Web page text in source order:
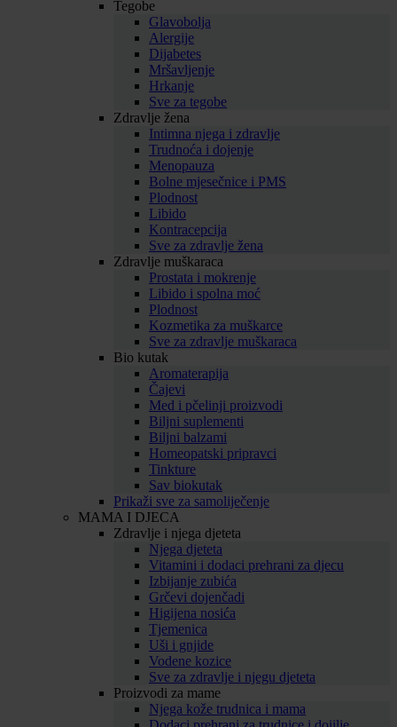
Tegobe
Glavobolja
Alergije
Dijabetes
Mršavljenje
Hrkanje
Sve za tegobe
Zdravlje žena
Intimna njega i zdravlje
Trudnoća i dojenje
Menopauza
Bolne mjesečnice i PMS
Plodnost
Libido
Kontracepcija
Sve za zdravlje žena
Zdravlje muškaraca
Prostata i mokrenje
Libido i spolna moć
Plodnost
Kozmetika za muškarce
Sve za zdravlje muškaraca
Bio kutak
Aromaterapija
Čajevi
Med i pčelinji proizvodi
Biljni suplementi
Biljni balzami
Homeopatski pripravci
Tinkture
Sav biokutak
Prikaži sve za samoliječenje
MAMA I DJECA
Zdravlje i njega djeteta
Njega djeteta
Vitamini i dodaci prehrani za djecu
Izbijanje zubića
Grčevi dojenčadi
Higijena nosića
Tjemenica
Uši i gnjide
Vodene kozice
Sve za zdravlje i njegu djeteta
Proizvodi za mame
Njega kože trudnica i mama